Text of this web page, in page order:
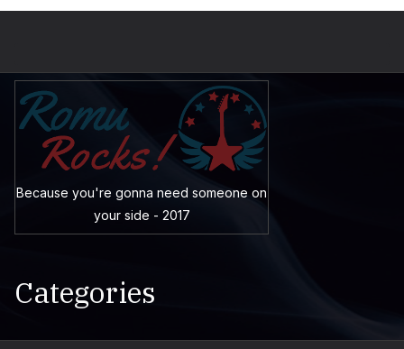
Because you're gonna need someone on
your side - 2017
Categories